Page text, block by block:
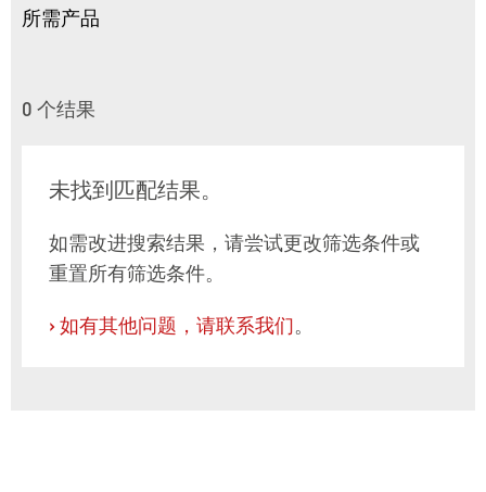
所需产品
0 个结果
未找到匹配结果。
如需改进搜索结果，请尝试更改筛选条件或
重置所有筛选条件。
›如有其他问题，请联系我们。